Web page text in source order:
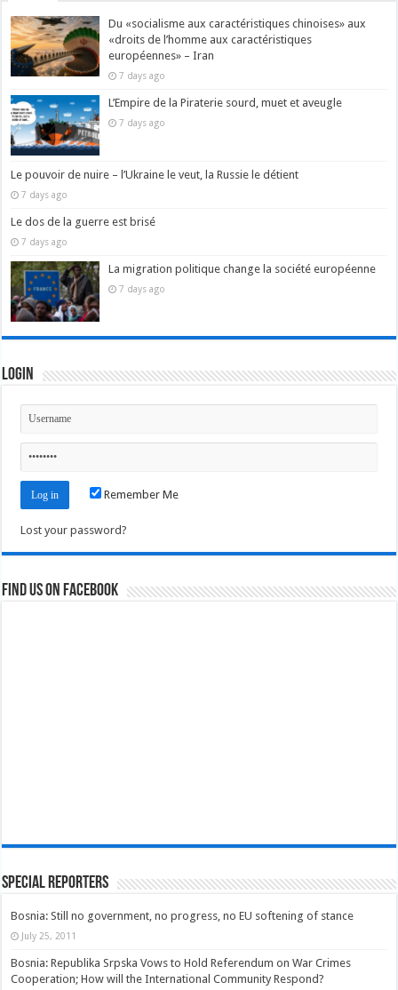
Du «socialisme aux caractéristiques chinoises» aux
«droits de l’homme aux caractéristiques
européennes» – Iran
7 days ago
L’Empire de la Piraterie sourd, muet et aveugle
7 days ago
Le pouvoir de nuire – l’Ukraine le veut, la Russie le détient
7 days ago
Le dos de la guerre est brisé
7 days ago
La migration politique change la société européenne
7 days ago
Login
Remember Me
Lost your password?
Find us on Facebook
Special Reporters
Bosnia: Still no government, no progress, no EU softening of stance
July 25, 2011
Bosnia: Republika Srpska Vows to Hold Referendum on War Crimes
Cooperation; How will the International Community Respond?